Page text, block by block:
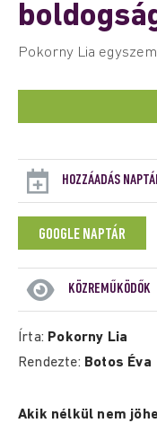
Pokorny Lia
HOZZÁADÁS
GOOGLE NAPTÁR
KÖZREMŰKÖDŐK
Írta: Pokorny Lia
Rendezte: Botos Éva
Akik nélkül nem